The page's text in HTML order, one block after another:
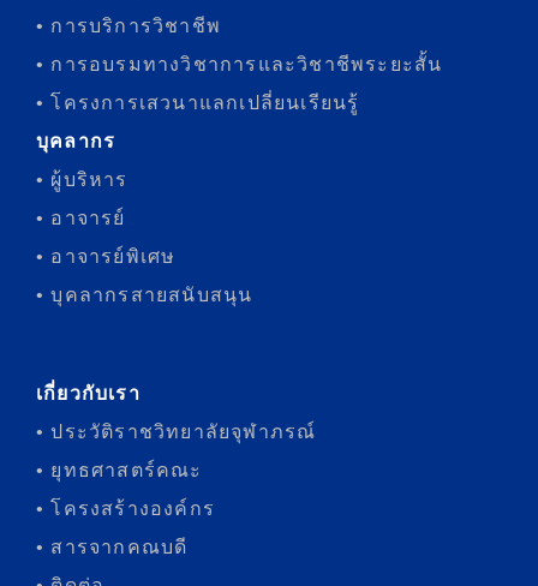
• การบริการวิชาชีพ
• การอบรมทางวิชาการและวิชาชีพระยะสั้น
• โครงการเสวนาแลกเปลี่ยนเรียนรู้
บุคลากร
• ผู้บริหาร
• อาจารย์
• อาจารย์พิเศษ
• บุคลากรสายสนับสนุน
เกี่ยวกับเรา
• ประวัติราชวิทยาลัยจุฬาภรณ์
• ยุทธศาสตร์คณะ
• โครงสร้างองค์กร
• สารจากคณบดี